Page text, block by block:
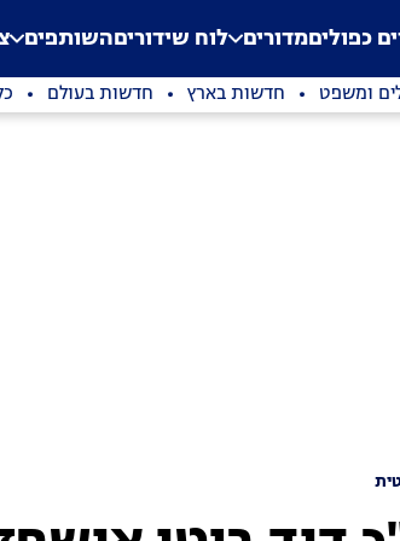
Application error: a
. כפוליםמדורים לוח שידוריםהשותפים
ומשפט חדשות בארץ חדשות בעולם